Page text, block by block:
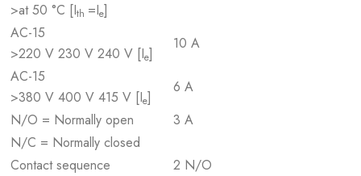
>at 50 °C [Ith =Ie]
AC-15
>220 V 230 V 240 V [Ie]
10 A
AC-15
>380 V 400 V 415 V [Ie]
6 A
N/O = Normally open
3 A
N/C = Normally closed
Contact sequence
2 N/O